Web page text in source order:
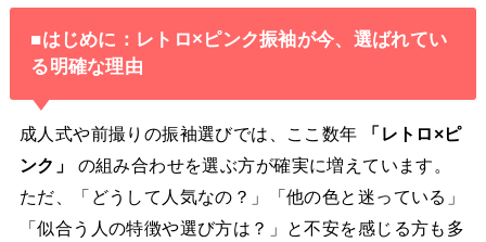
■はじめに：レトロ×ピンク振袖が今、選ばれてい
る明確な理由
成人式や前撮りの振袖選びでは、ここ数年
「レトロ×ピ
ンク」
の組み合わせを選ぶ方が確実に増えています。
ただ、「どうして人気なの？」「他の色と迷っている」
「似合う人の特徴や選び方は？」と不安を感じる方も多